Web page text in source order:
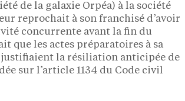
de la galaxie Orpéa) à la société
reprochait à son franchisé d’avoir
concurrente avant la fin du
que les actes préparatoires à sa
justifiaient la résiliation anticipée de
sur l’article 1134 du Code civil